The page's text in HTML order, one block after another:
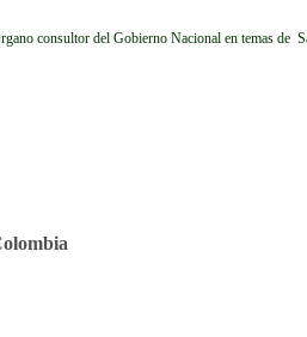
consultor del Gobierno Nacional en temas de